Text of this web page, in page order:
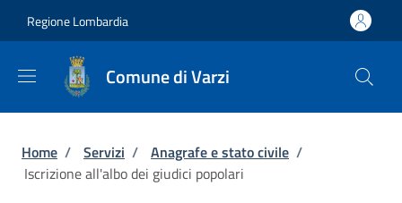
Regione Lombardia
Comune di Varzi
Briciole di pane
Home / Servizi / Anagrafe e stato civile /
Iscrizione all'albo dei giudici popolari